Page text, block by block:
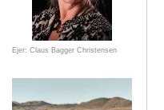
Ejer: Claus Bagger Christensen